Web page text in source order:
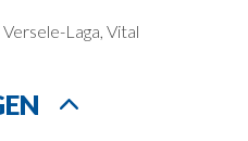
Laga, Vital